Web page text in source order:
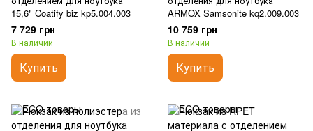
15,6" Coatify biz kp5.004.003
7 729 грн
В наличии
Купить
ARMOX Samsonite kq2.009.003
10 759 грн
В наличии
Купить